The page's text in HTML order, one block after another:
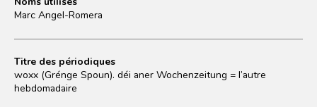
Marc Angel-Romera
Titre des périodiques
woxx (Grénge Spoun). déi aner Wochenzeitung = l’autre
hebdomadaire